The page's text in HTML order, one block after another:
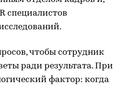
специалистов
чтобы сотрудник
ради результата. При
фактор: когда